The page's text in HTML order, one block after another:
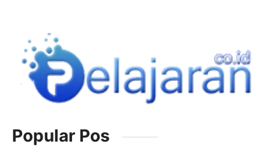
Popular Pos